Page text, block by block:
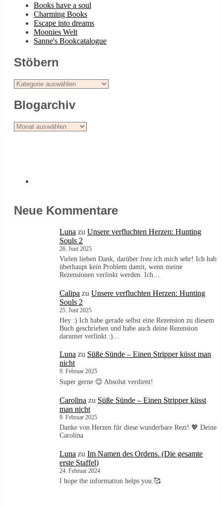
Books have a soul
Charming Books
Escape into dreams
Moonies Welt
Sanne's Bookcatalogue
Stöbern
Stöbern
Blogarchiv
Blogarchiv
Neue Kommentare
Luna zu Unsere verfluchten Herzen: Hunting
Souls 2
26. Juni 2025
Vielen lieben Dank, darüber freu ich mich sehr! Ich hab
überhaupt kein Problem damit, wenn meine
Rezensionen verlinkt werden. Ich…
Calipa zu Unsere verfluchten Herzen: Hunting
Souls 2
25. Juni 2025
Hey :) Ich habe gerade selbst eine Rezension zu diesem
Buch geschrieben und habe auch deine Rezension
darunter verlinkt :)…
Luna zu Süße Sünde – Einen Stripper küsst man
nicht
9. Februar 2025
Super gerne 😊 Absolut verdient!
Carolina zu Süße Sünde – Einen Stripper küsst
man nicht
9. Februar 2025
Danke von Herzen für diese wunderbare Rezi! 💖 Deine
Carolina
Luna zu Im Namen des Ordens. (Die gesamte
erste Staffel)
24. Februar 2024
I hope the information helps you.🥰